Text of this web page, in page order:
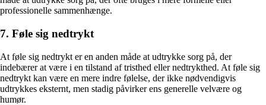
professionelle sammenhænge.
7. Føle sig nedtrykt
At føle sig nedtrykt er en anden måde at udtrykke sorg på, der
indebærer at være i en tilstand af tristhed eller nedtrykthed. At føle sig
nedtrykt kan være en mere indre følelse, der ikke nødvendigvis
udtrykkes eksternt, men stadig påvirker ens generelle velvære og
humør.